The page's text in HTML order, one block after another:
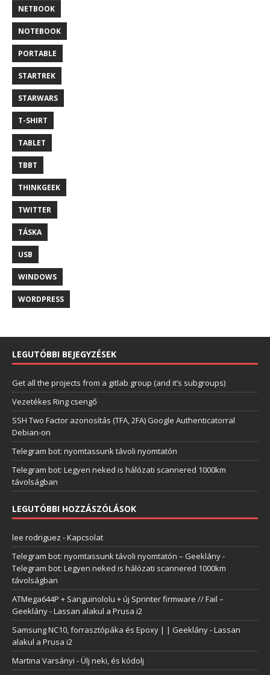
NETBOOK
NOTEBOOK
PORTABLE
STARTREK
STARWARS
T-SHIRT
TABLET
TBBT
THINKGEEK
TWITTER
TÁSKA
USB
WINDOWS
WORDPRESS
LEGUTÓBBI BEJEGYZÉSEK
Get all the projects from a gitlab group (and it’s subgroups)
Vezetékes Ring csengő
SSH Two Factor azonosítás (TFA, 2FA) Google Authenticatorral
Debian-on
Telegram bot: nyomtassunk távoli nyomtatón
Telegram bot: Legyen neked is hálózati scannered 1000km
távolságban
LEGUTÓBBI HOZZÁSZÓLÁSOK
lee rodriguez -Kapcsolat
Telegram bot: nyomtassunk távoli nyomtatón – Geeklány-
Telegram bot: Legyen neked is hálózati scannered 1000km
távolságban
ATMega644P + Sanguinololu + új Sprinter firmware // Fail –
Geeklány-Lassan alakul a Prusa i2
Samsung NC10, forrasztópáka és Epoxy | | Geeklány-Lassan
alakul a Prusa i2
Martina Varsányi -Ülj neki, és kódolj